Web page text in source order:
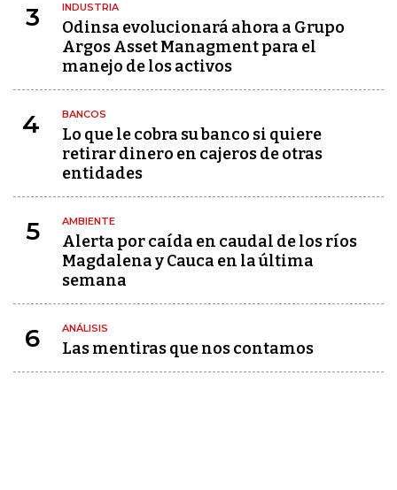
3 INDUSTRIA
Odinsa evolucionará ahora a Grupo
Argos Asset Managment para el
manejo de los activos
4 BANCOS
Lo que le cobra su banco si quiere
retirar dinero en cajeros de otras
entidades
5 AMBIENTE
Alerta por caída en caudal de los ríos
Magdalena y Cauca en la última
semana
6 ANÁLISIS
Las mentiras que nos contamos